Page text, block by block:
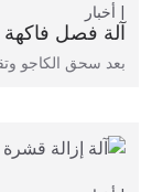
أخبار
آلة فصل فاكهة
بعد سحق الكاجو